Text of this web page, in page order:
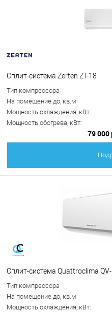
Сплит-система Zerten ZT-18
Тип компрессора
На помещение до, кв.м
Мощность охлаждения, кВт:
Мощность обогрева, кВт:
79 000
Сплит-система Quattroclima
Тип компрессора
На помещение до, кв.м
Мощность охлаждения, кВт: